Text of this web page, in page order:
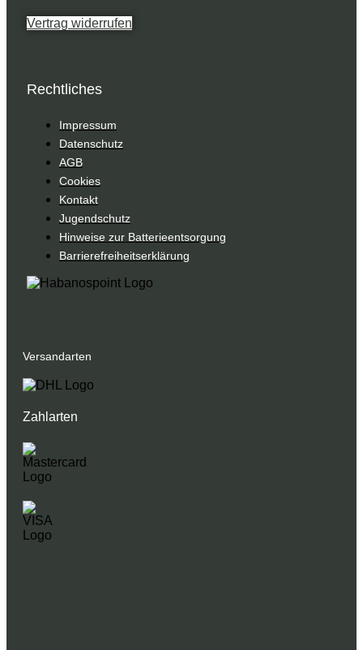
Vertrag widerrufen
Rechtliches
Impressum
Datenschutz
AGB
Cookies
Kontakt
Jugendschutz
Hinweise zur Batterieentsorgung
Barrierefreiheitserklärung
Versandarten
Zahlarten